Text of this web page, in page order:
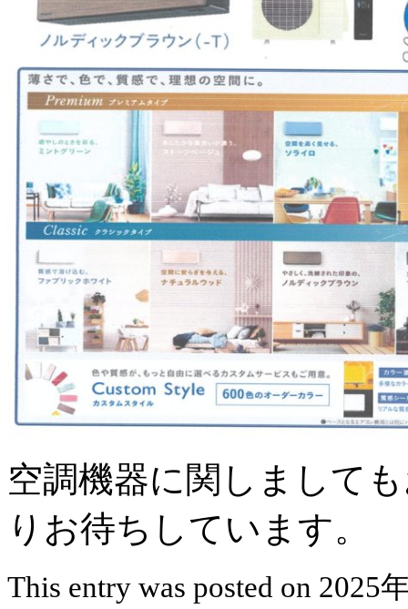
空調機器に関しまして
りお待ちしています。
This entry was posted on 2025